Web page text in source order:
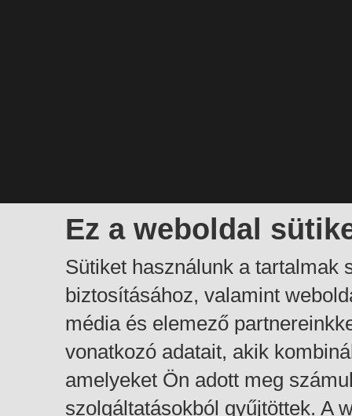
Ez a weboldal
Sütiket használunk a tartalmak
biztosításához, valamint
média és elemező
vonatkozó adatait, akik
amelyeket Ön adott meg
szolgáltatásokból gyűjtöttek. A